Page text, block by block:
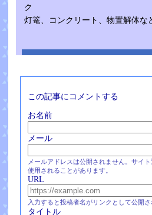
ク
灯篭、コンクリート、物置解体
この記事にコメントする
お名前
メール
メールアドレスは公開されません。サイ
使用されることがあります。
URL
入力すると投稿者名がリンクとして公開さ
タイトル